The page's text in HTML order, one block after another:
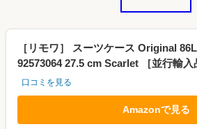
［リモワ］ スーツケース Original
92573064 27.5 cm Scarlet ［並行輸入
口コミを見る
Amazonで見る